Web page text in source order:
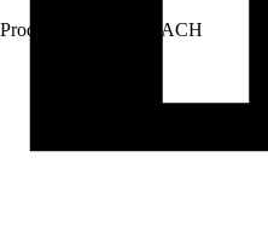
Prodej přes: HORNBACH